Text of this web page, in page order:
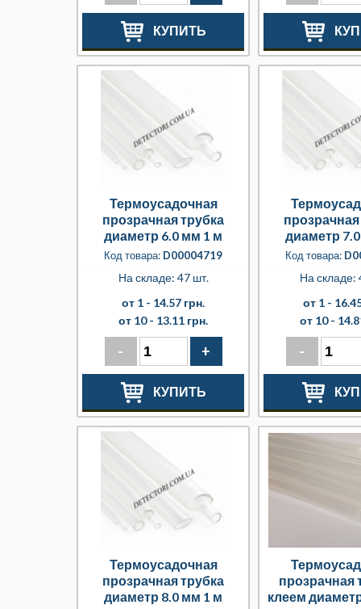
КУПИТЬ
Термоусадочная
прозрачная трубка
диаметр 6.0 мм 1 м
Код товара: D00004719
На складе: 47 шт.
от 1 - 14.57 грн.
от 10 - 13.11 грн.
- +
КУПИТЬ
диаметр
Код товара:
На складе:
от 1 -
от 10 -
-
Термоусадочная
прозрачная трубка
диаметр 8.0 мм 1 м
прозрачная
клеем